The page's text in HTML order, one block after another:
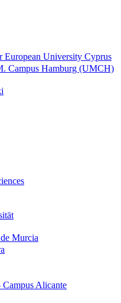
European University Cyprus
Campus Hamburg (UMCH)
Murcia
Campus Alicante